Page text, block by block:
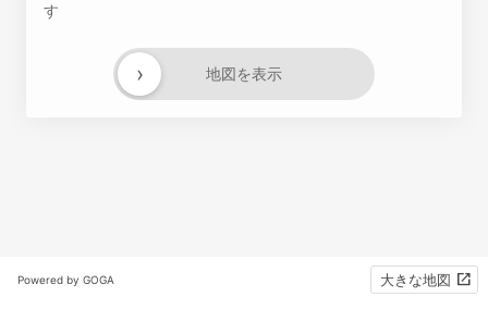
す
地図を表示
›
Powered by GOGA 大きな地図